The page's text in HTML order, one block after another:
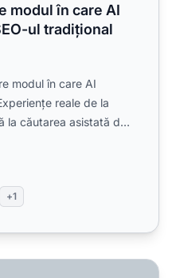
modul în care AI
ul tradițional
modul în care AI
reale de la
la căutarea asistată de
+1
și strategii pentru